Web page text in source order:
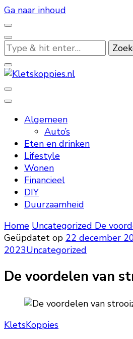
Ga naar inhoud
Op
zoek
naar
Kletskoppies.nl
Algemeen
Auto’s
Eten en drinken
Lifestyle
Wonen
Financieel
DIY
Duurzaamheid
Home Uncategorized De
Geüpdatet op 22 december
2023Uncategorized
De voordelen van
KletsKoppies